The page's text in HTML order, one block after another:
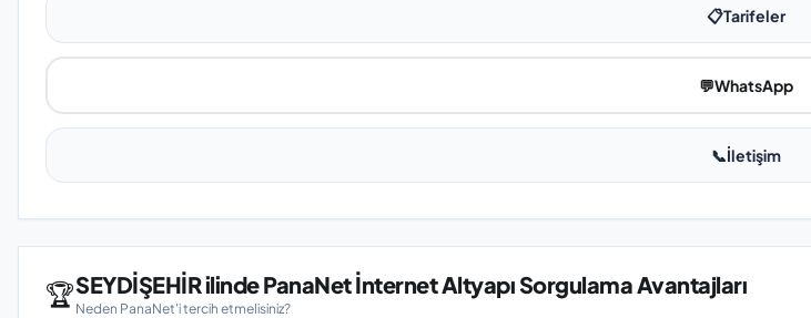
📋Tarifeler
💬WhatsApp
📞İletişim
🏆SEYDİŞEHİR ilinde PanaNet İnternet Altyapı Sorgulama Avantajları
Neden PanaNet'i tercih etmelisiniz?